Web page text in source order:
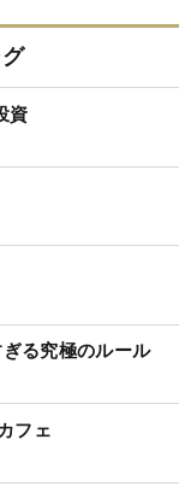
資
る究極のルール
フェ